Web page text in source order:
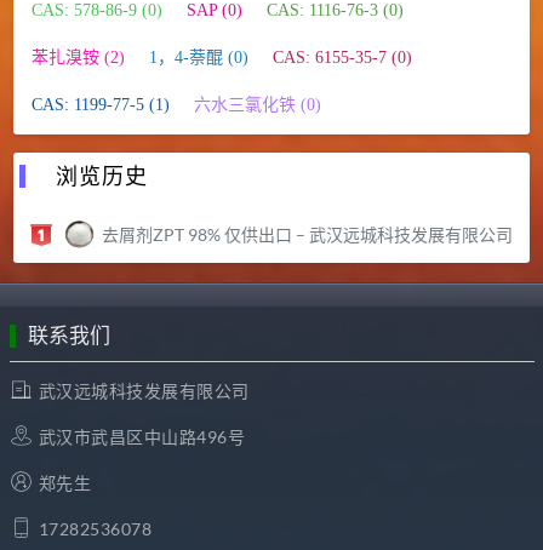
CAS: 578-86-9 (0) SAP (0) CAS: 1116-76-3 (0)
苯扎溴铵 (2) 1，4-萘醌 (0) CAS: 6155-35-7 (0)
CAS: 1199-77-5 (1) 六水三氯化铁 (0)
浏览历史
去屑剂ZPT 98% 仅供出口 – 武汉远城科技发展有限公司
联系我们
武汉远城科技发展有限公司
武汉市武昌区中山路496号
郑先生
17282536078